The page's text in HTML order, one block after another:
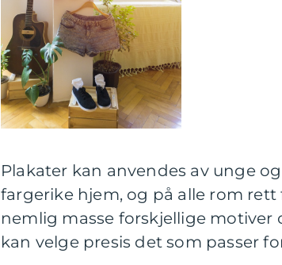
Plakater kan anvendes av unge
fargerike hjem, og på alle rom
nemlig masse forskjellige motiver
kan velge presis det som passer